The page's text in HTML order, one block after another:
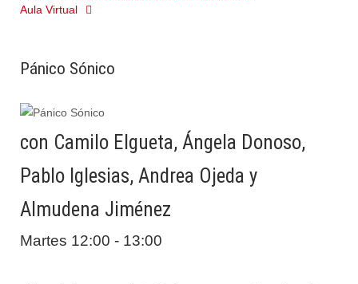
Aula Virtual
Pánico Sónico
con Camilo Elgueta, Ángela Donoso,
Pablo Iglesias, Andrea Ojeda y
Almudena Jiménez
Martes 12:00 - 13:00